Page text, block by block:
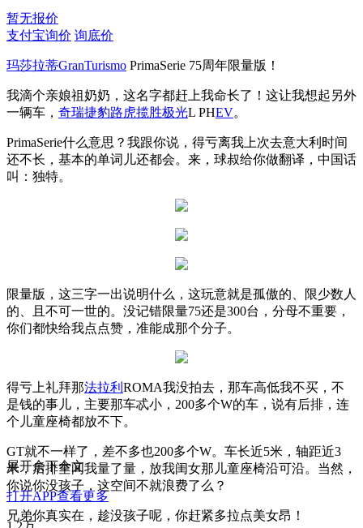
暂无报价
支付宝询价 询底价
玛莎拉蒂GranTurismo PrimaSerie 75周年限量版！
我滴个亲娘祖奶奶，这名字都赶上我命长了！这让我想起另外
一辆车， 奇瑞捷豹路虎揽胜极光L PHEV。
PrimaSerie什么意思？我跟你说，得亏离我上次去意大利时间
还不长，基本的单词儿还都会。来，球叔给你做翻译，中国话
叫：独特。
限量版，这三字一出说明什么，这玩意就是孤傲的、限少数人
的、且不可一世的。没记错限量75还是300台，分母不重要，
你们都快给我点点赞，准能成那个分子。
得亏上礼拜那法拉利 ROMA我没拍去，那车高低我不买，不
是钱的事儿，主要那车忒小，200多个W的车，说有后排，连
个儿童座椅都放不下。
GT就不一样了，差不多也200多个W。车长近5米，轴距近3
米，后排空间我量了量，放我闺女那儿童座椅沿可沿。当然，
你说你没孩子，这空间不就浪费了么？
兄弟你真实在，趁没孩子呢，你赶紧多拉点美女昂！
展开余下全文
打开APP查看更多